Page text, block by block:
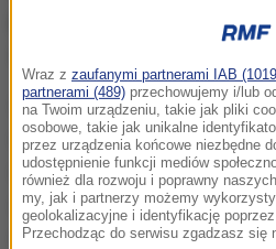
poniedziałek chwilę po godz.
Sprawca zadał
obywatelowi Turcji
okolice klatki piersiowej,
szyi. Ciosy te zadał 25-
szerokości ostrza trzech
Wraz z zaufanymi partnerami IAB
partnerami (489) przechowujemy i/lub
na Twoim urządzeniu, takie jak pliki
osobowe, takie jak unikalne
przez urządzenia końcowe niezbędne
udostępnienie funkcji mediów
również dla rozwoju i poprawny
my, jak i partnerzy możemy
geolokalizacyjne i identyfikację
Przechodząc do serwisu zgadzasz się